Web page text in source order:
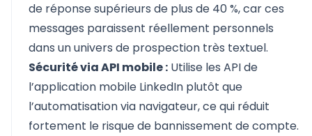
de réponse supérieurs de plus de 40 %, car ces
messages paraissent réellement personnels
dans un univers de prospection très textuel.
Sécurité via API mobile : Utilise les API de
l’application mobile LinkedIn plutôt que
l’automatisation via navigateur, ce qui réduit
fortement le risque de bannissement de compte.